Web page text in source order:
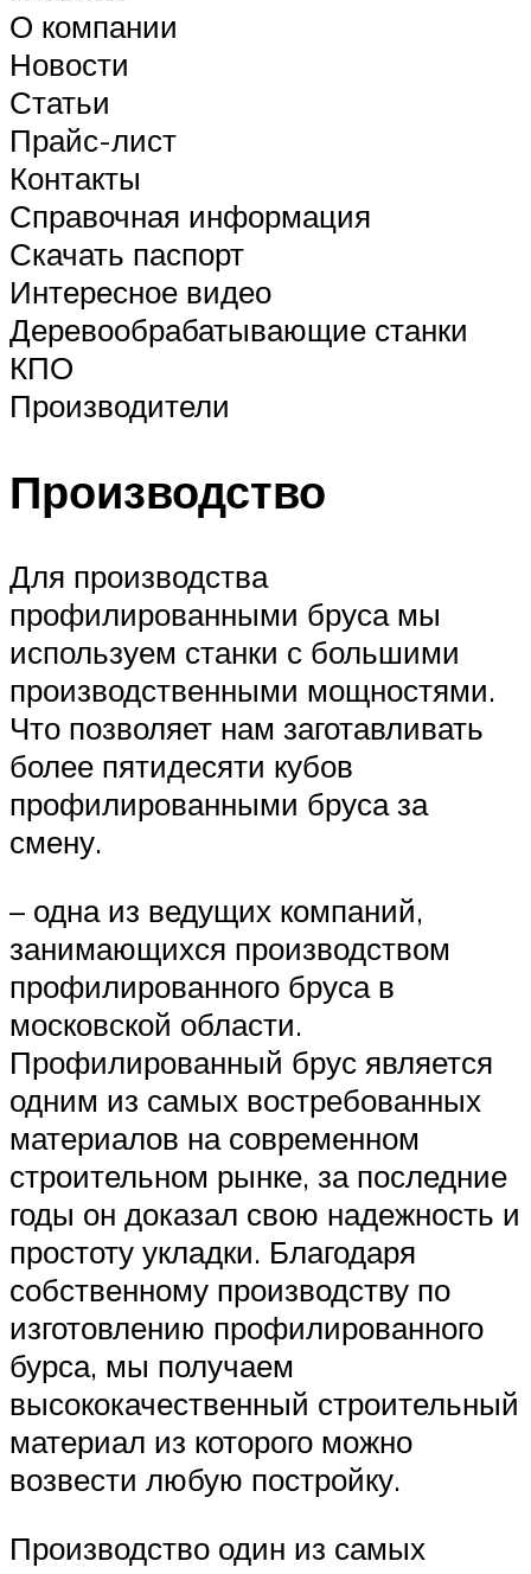
О компании
Новости
Статьи
Прайс-лист
Контакты
Справочная информация
Скачать паспорт
Интересное видео
Деревообрабатывающие станки
КПО
Производители
Производство
Для производства
профилированными бруса мы
используем станки с большими
производственными мощностями.
Что позволяет нам заготавливать
более пятидесяти кубов
профилированными бруса за
смену.
– одна из ведущих компаний,
занимающихся производством
профилированного бруса в
московской области.
Профилированный брус является
одним из самых востребованных
материалов на современном
строительном рынке, за последние
годы он доказал свою надежность и
простоту укладки. Благодаря
собственному производству по
изготовлению профилированного
бурса, мы получаем
высококачественный строительный
материал из которого можно
возвести любую постройку.
Производство один из самых